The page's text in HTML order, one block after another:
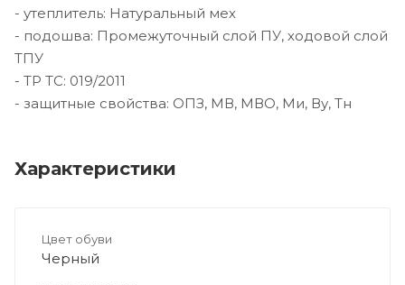
- утеплитель: Натуральный мех
- подошва: Промежуточный слой ПУ, ходовой слой
ТПУ
- ТР ТС: 019/2011
- защитные свойства: ОПЗ, МВ, МВО, Ми, Ву, Тн
Характеристики
Цвет обуви
Черный